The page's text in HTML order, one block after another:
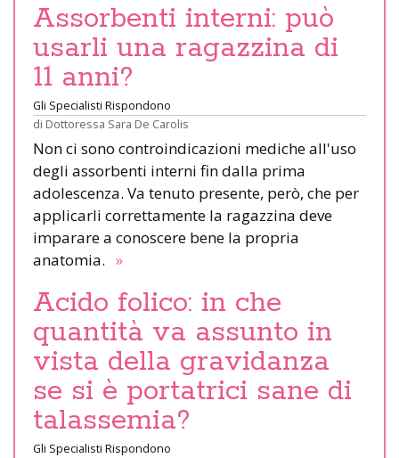
Assorbenti interni: può
usarli una ragazzina di
11 anni?
Gli Specialisti Rispondono
di Dottoressa Sara De Carolis
Non ci sono controindicazioni mediche all'uso
degli assorbenti interni fin dalla prima
adolescenza. Va tenuto presente, però, che per
applicarli correttamente la ragazzina deve
imparare a conoscere bene la propria
anatomia. »
Acido folico: in che
quantità va assunto in
vista della gravidanza
se si è portatrici sane di
talassemia?
Gli Specialisti Rispondono